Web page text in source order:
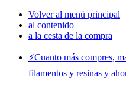
Volver al menú principal
al contenido
a la cesta de la compra
⚡️Cuanto más compres,
filamentos y resinas y